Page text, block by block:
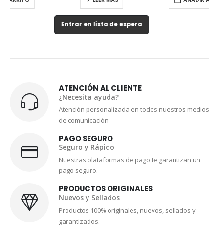
Entrar en lista de espera
ATENCIÓN AL CLIENTE
¿Necesita ayuda?
Atención personalizada en todos nuestros medios
de comunicación.
PAGO SEGURO
Seguro y Rápido
Nuestras plataformas de pago te garantizan un
pago seguro.
PRODUCTOS ORIGINALES
Nuevos y Sellados
Productos 100% originales, nuevos, sellados y
garantizados.